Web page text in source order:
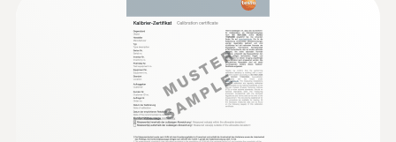
Cabezal de la sonda de temperatura y
Intuitivo: Cálculo paralelo de la humedad